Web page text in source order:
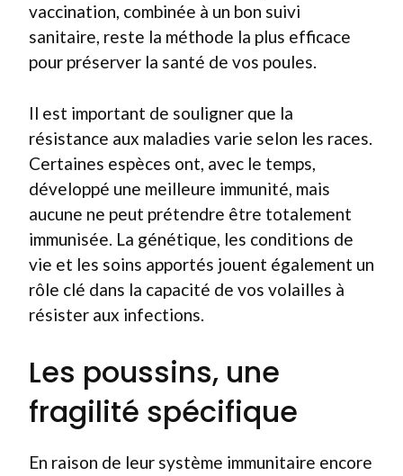
vaccination, combinée à un bon suivi
sanitaire, reste la méthode la plus efficace
pour préserver la santé de vos poules.
Il est important de souligner que la
résistance aux maladies varie selon les races.
Certaines espèces ont, avec le temps,
développé une meilleure immunité, mais
aucune ne peut prétendre être totalement
immunisée. La génétique, les conditions de
vie et les soins apportés jouent également un
rôle clé dans la capacité de vos volailles à
résister aux infections.
Les poussins, une
fragilité spécifique
En raison de leur système immunitaire encore